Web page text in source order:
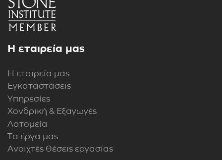
Η εταιρεία μας
Η εταιρεία μας
Εγκαταστάσεις
Υπηρεσίες
Χονδρική & Εξαγωγές
Λατομεία
Τα έργα μας
Ανοιχτές θέσεις εργασίας